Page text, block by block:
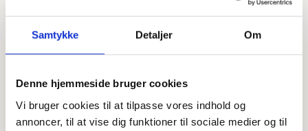
Samtykke Detaljer Om
Denne hjemmeside bruger cookies
Vi bruger cookies til at tilpasse vores indhold og
annoncer, til at vise dig funktioner til sociale medier og til
Offentligtgjort i Ugeavisen Hedensted, Tørring og